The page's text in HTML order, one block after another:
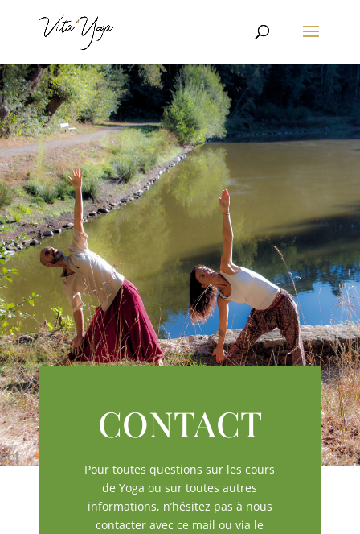
CONTACT
Pour toutes questions sur les cours
de Yoga ou sur toutes autres
informations, n’hésitez pas à nous
contacter avec ce mail ou via le